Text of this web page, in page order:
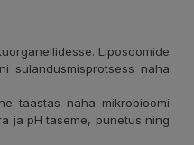
Liposoomide
sulandusmisprotsess naha
taastas naha mikrobioomi
ja pH taseme, punetus ning